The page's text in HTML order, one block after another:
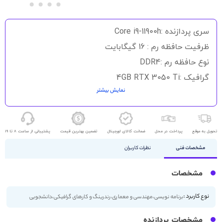
سری پردازنده :Core i9-11900h
ظرفیت حافظه رم : 16 گیگابایت
نوع حافظه رم :DDR4
گرافیک :4GB RTX 3050 Ti
اندازه صفحه نمایش : 15.6 اینچ
کیفیت صفحه نمایش : 4K
نمایش بیشتر
تحویل به موقع پرداخت در محل ضمانت کالای اورجینال تضمین بهترین قیمت پشتیبانی از ساعت 8 تا 19
مشخصات فنی نظرات کاربران
مشخصات
نوع کاربرد :برنامه نویسی،مهندسی و معماری،رندرینگ و کارهای گرافیکی،دانشجویی